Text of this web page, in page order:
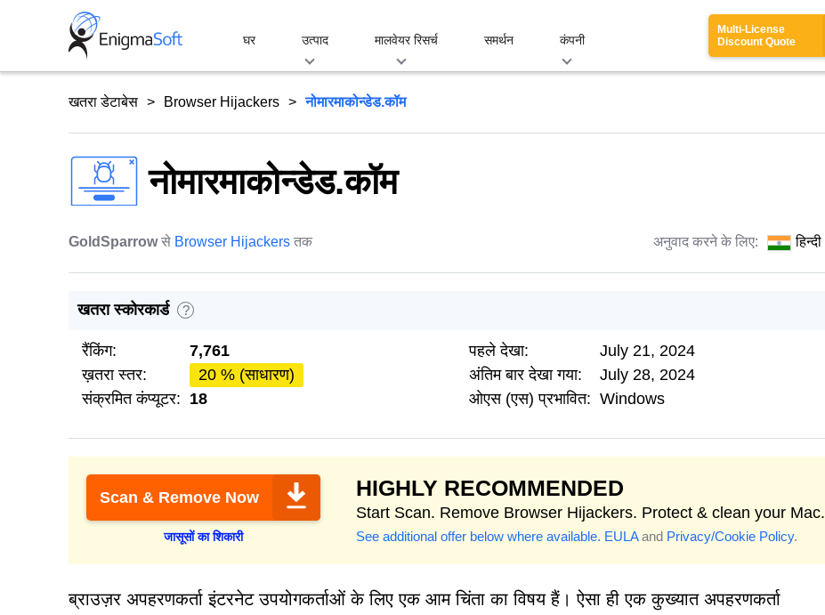
घर उत्पाद मालवेयर रिसर्च समर्थन कंपनी
Multi-License
Discount Quote
खतरा डेटाबेस Browser Hijackers नोमारमाकोन्डेड.कॉम
नोमारमाकोन्डेड.कॉम
GoldSparrowसे Browser Hijackers तक अनुवाद करने के लिए: हिन्दी
खतरा स्कोरकार्ड ?
रैंकिंग:
7,761
ख़तरा स्तर:
20 % (साधारण)
संक्रमित कंप्यूटर: 18
पहले देखा:
July 21, 2024
अंतिम बार देखा गया:
July 28, 2024
ओएस (एस) प्रभावित: Windows
Scan & Remove Now
जासूसों का शिकारी
HIGHLY RECOMMENDED
Start Scan. Remove Browser Hijackers. Protect & clean your Mac.
See additional offer below where available. EULAand Privacy/Cookie Policy.
ब्राउज़र अपहरणकर्ता इंटरनेट उपयोगकर्ताओं के लिए एक आम चिंता का विषय हैं। ऐसा ही एक कुख्यात अपहरणकर्ता